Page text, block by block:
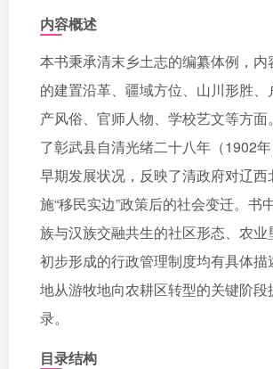
内容概述
本书秉承清末乡土志的编纂体例，内
的建置沿革、疆域方位、山川形胜、
产风俗、官师人物、学校艺文等方
了彰武县自清光绪二十八年（1902
早期发展状况，反映了清政府对辽西
施“移民实边”政策后的社会变迁。书
族与汉族交融共生的社区形态、农业
初步形成的行政管理制度均有具体描
地从游牧地向农耕区转型的关键阶段
录。
目录结构